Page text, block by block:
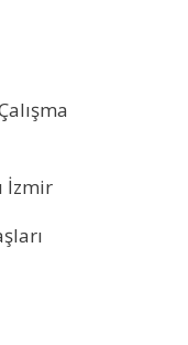
İzmir